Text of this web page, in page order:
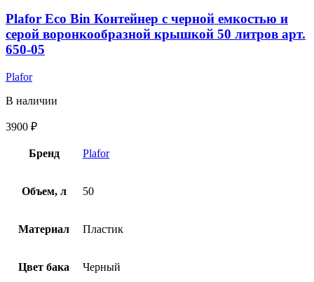
Plafor Eco Bin Контейнер с черной емкостью и
серой воронкообразной крышкой 50 литров арт.
650-05
Plafor
В наличии
3900 ₽
Бренд Plafor
Объем, л 50
Материал Пластик
Цвет бака Черный